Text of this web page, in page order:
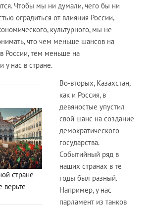
Чтобы мы ни думали, чего бы ни
оградиться от влияния России,
культурного, мы не
что чем меньше шансов на
России, тем меньше на
у нас в стране.
стране
верьте
Во-вторых, Казахстан,
как и Россия, в
девяностые упустил
свой шанс на создание
демократического
государства.
Событийный ряд в
наших странах в те
годы был разный.
Например, у нас
парламент из танков